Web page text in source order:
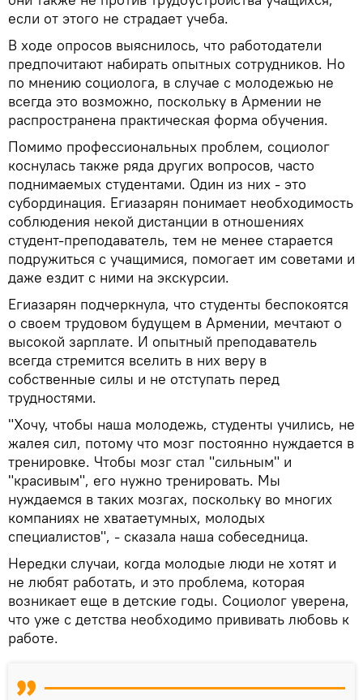
если от этого не страдает учеба.
В ходе опросов выяснилось, что работодатели
предпочитают набирать опытных сотрудников. Но
по мнению социолога, в случае с молодежью не
всегда это возможно, поскольку в Армении не
распространена практическая форма обучения.
Помимо профессиональных проблем, социолог
коснулась также ряда других вопросов, часто
поднимаемых студентами. Один из них - это
субординация. Егиазарян понимает необходимость
соблюдения некой дистанции в отношениях
студент-преподаватель, тем не менее старается
подружиться с учащимися, помогает им советами и
даже ездит с ними на экскурсии.
Егиазарян подчеркнула, что студенты беспокоятся
о своем трудовом будущем в Армении, мечтают о
высокой зарплате. И опытный преподаватель
всегда стремится вселить в них веру в
собственные силы и не отступать перед
трудностями.
"Хочу, чтобы наша молодежь, студенты учились, не
жалея сил, потому что мозг постоянно нуждается в
тренировке. Чтобы мозг стал "сильным" и
"красивым", его нужно тренировать. Мы
нуждаемся в таких мозгах, поскольку во многих
компаниях не хватаетумных, молодых
специалистов", - сказала наша собеседница.
Нередки случаи, когда молодые люди не хотят и
не любят работать, и это проблема, которая
возникает еще в детские годы. Социолог уверена,
что уже с детства необходимо прививать любовь к
работе.